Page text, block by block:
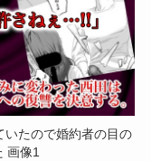
いたので婚約者の目の
画像1